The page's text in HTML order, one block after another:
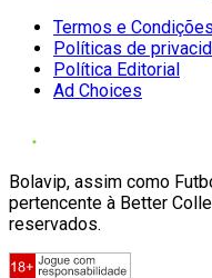
Termos e Condições
Políticas de
Política Editorial
Ad Choices
Bolavip, assim como
pertencente à Better
reservados.